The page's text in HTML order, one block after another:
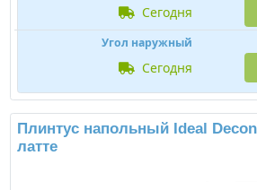
сегодня
Угол наружный
сегодня
Плинтус напольный Ideal
латте